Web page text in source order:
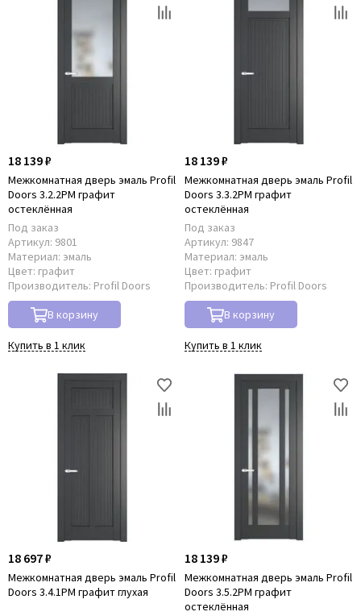
18 139 ₽
Межкомнатная дверь эмаль Profil
Doors 3.2.2PM графит
остеклённая
Под заказ
Артикул: 9801
Материал: эмаль
Цвет: графит
Производитель: Profil Doors
В корзину
Купить в 1 клик
18 139 ₽
Межкомнатная дверь эмаль Profil
Doors 3.3.2PM графит
остеклённая
Под заказ
Артикул: 9847
Материал: эмаль
Цвет: графит
Производитель: Profil Doors
В корзину
Купить в 1 клик
18 697 ₽
Межкомнатная дверь эмаль Profil
Doors 3.4.1PM графит глухая
18 139 ₽
Межкомнатная дверь эмаль Profil
Doors 3.5.2PM графит
остеклённая